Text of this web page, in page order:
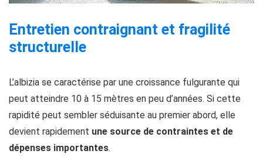
Entretien contraignant et fragilité
structurelle
L’albizia se caractérise par une croissance fulgurante qui
peut atteindre 10 à 15 mètres en peu d’années. Si cette
rapidité peut sembler séduisante au premier abord, elle
devient rapidement une source de contraintes et de
dépenses importantes.